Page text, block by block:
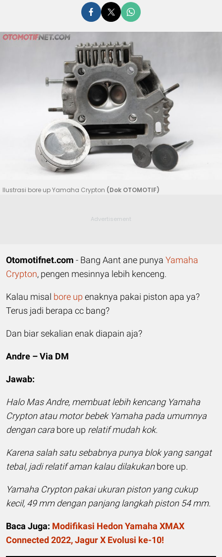
Ilustrasi bore up Yamaha Crypton (Dok OTOMOTIF)
Otomotifnet.com - Bang Aant ane punya Yamaha
Crypton, pengen mesinnya lebih kenceng.
Kalau misal bore up enaknya pakai piston apa ya?
Terus jadi berapa cc bang?
Dan biar sekalian enak diapain aja?
Andre – Via DM
Jawab:
Halo Mas Andre, membuat lebih kencang Yamaha
Crypton atau motor bebek Yamaha pada umumnya
dengan cara bore up relatif mudah kok.
Karena salah satu sebabnya punya blok yang sangat
tebal, jadi relatif aman kalau dilakukanbore up.
Yamaha Crypton pakai ukuran piston yang cukup
kecil, 49 mm dengan panjang langkah piston 54 mm.
Baca Juga: Modifikasi Hedon Yamaha XMAX
Connected 2022, Jagur X Evolusi ke-10!